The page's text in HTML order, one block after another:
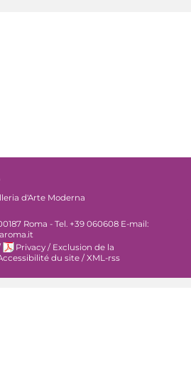
d'Arte Moderna
Roma - Tel. +39 060608 E-mail:
Privacy / Exclusion de la
du site /XML-rss